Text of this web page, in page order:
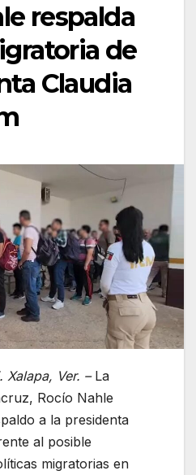
respalda
de
Claudia
Ver. –La
Rocío Nahle
a la presidenta
al posible
migratorias en